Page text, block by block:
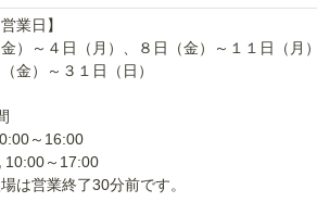
業日】
）～４日（月）、８日（金）～１１日（月
金）～３１日（日）
～16:00
～17:00
は営業終了30分前です。